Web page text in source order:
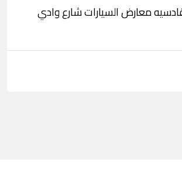
معارض السيارات شارع وادي